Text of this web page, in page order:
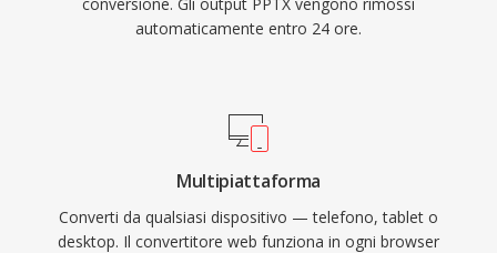
automaticamente entro 24 ore.
Multipiattaforma
Converti da qualsiasi dispositivo — telefono, tablet o
desktop. Il convertitore web funziona in ogni browser